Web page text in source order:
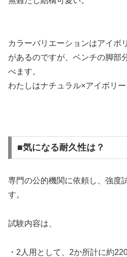
カラーバリエーションはアイボ
があるのですが、ベンチの脚部
べます。
わたしはナチュラル×アイボリー
■気になる耐久性は？
専門の公的機関に依頼し、強度
す。
試験内容は、
・2人用として、2か所計に約